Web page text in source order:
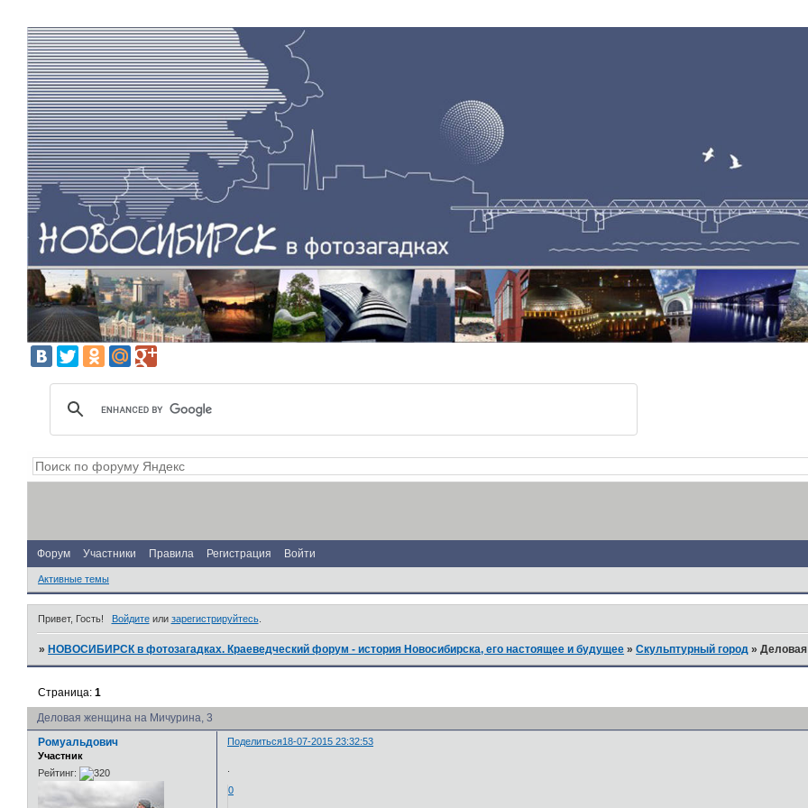
Форум Участники Правила Регистрация Войти
Активные темы
Привет, Гость! Войдитеили зарегистрируйтесь.
»НОВОСИБИРСК в фотозагадках. Краеведческий форум - история Новосибирска, его настоящее и будущее »Скульптурный город »
Деловая женщина на Мичурина, 3
Страница:1
Поделиться18-07-2015 23:32:53
Ромуальдович
Участник
Рейтинг:
0